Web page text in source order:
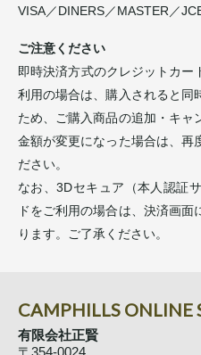
VISA／DINERS／MASTER／
ご注意ください
即時決済方式のクレジットカ
利用の場合は、購入されると同
ため、ご購入商品の追加・キャ
金額が変更になった場合は、再
ださい。
なお、3Dセキュア（本人認証
ドをご利用の場合は、決済画
ります。ご了承ください。
CAMPHILLS ONLINE
有限会社正賢
〒354-0024